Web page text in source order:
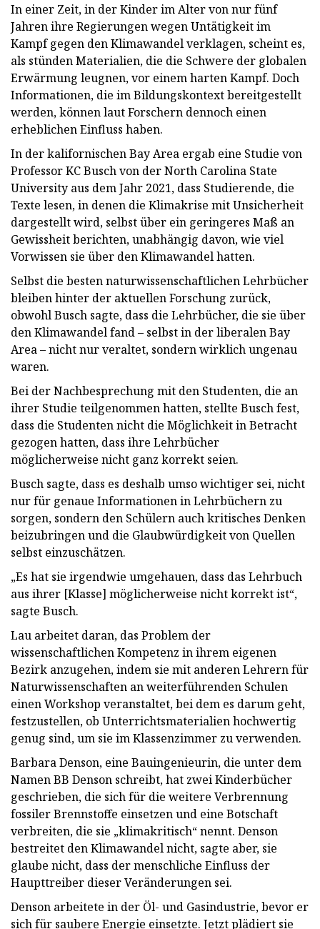
In einer Zeit, in der Kinder im Alter von nur fünf
Jahren ihre Regierungen wegen Untätigkeit im
Kampf gegen den Klimawandel verklagen, scheint es,
als stünden Materialien, die die Schwere der globalen
Erwärmung leugnen, vor einem harten Kampf. Doch
Informationen, die im Bildungskontext bereitgestellt
werden, können laut Forschern dennoch einen
erheblichen Einfluss haben.
In der kalifornischen Bay Area ergab eine Studie von
Professor KC Busch von der North Carolina State
University aus dem Jahr 2021, dass Studierende, die
Texte lesen, in denen die Klimakrise mit Unsicherheit
dargestellt wird, selbst über ein geringeres Maß an
Gewissheit berichten, unabhängig davon, wie viel
Vorwissen sie über den Klimawandel hatten.
Selbst die besten naturwissenschaftlichen Lehrbücher
bleiben hinter der aktuellen Forschung zurück,
obwohl Busch sagte, dass die Lehrbücher, die sie über
den Klimawandel fand – selbst in der liberalen Bay
Area – nicht nur veraltet, sondern wirklich ungenau
waren.
Bei der Nachbesprechung mit den Studenten, die an
ihrer Studie teilgenommen hatten, stellte Busch fest,
dass die Studenten nicht die Möglichkeit in Betracht
gezogen hatten, dass ihre Lehrbücher
möglicherweise nicht ganz korrekt seien.
Busch sagte, dass es deshalb umso wichtiger sei, nicht
nur für genaue Informationen in Lehrbüchern zu
sorgen, sondern den Schülern auch kritisches Denken
beizubringen und die Glaubwürdigkeit von Quellen
selbst einzuschätzen.
„Es hat sie irgendwie umgehauen, dass das Lehrbuch
aus ihrer [Klasse] möglicherweise nicht korrekt ist“,
sagte Busch.
Lau arbeitet daran, das Problem der
wissenschaftlichen Kompetenz in ihrem eigenen
Bezirk anzugehen, indem sie mit anderen Lehrern für
Naturwissenschaften an weiterführenden Schulen
einen Workshop veranstaltet, bei dem es darum geht,
festzustellen, ob Unterrichtsmaterialien hochwertig
genug sind, um sie im Klassenzimmer zu verwenden.
Barbara Denson, eine Bauingenieurin, die unter dem
Namen BB Denson schreibt, hat zwei Kinderbücher
geschrieben, die sich für die weitere Verbrennung
fossiler Brennstoffe einsetzen und eine Botschaft
verbreiten, die sie „klimakritisch“ nennt. Denson
bestreitet den Klimawandel nicht, sagte aber, sie
glaube nicht, dass der menschliche Einfluss der
Haupttreiber dieser Veränderungen sei.
Denson arbeitete in der Öl- und Gasindustrie, bevor er
sich für saubere Energie einsetzte. Jetzt plädiert sie